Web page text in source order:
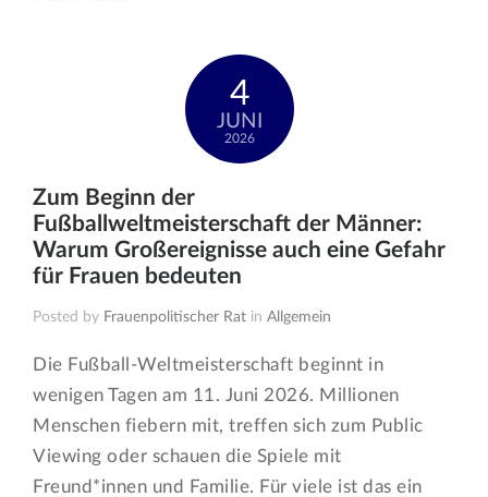
4
JUNI
2026
Zum Beginn der
Fußballweltmeisterschaft der Männer:
Warum Großereignisse auch eine Gefahr
für Frauen bedeuten
Posted by Frauenpolitischer Rat inAllgemein
Die Fußball-Weltmeisterschaft beginnt in
wenigen Tagen am 11. Juni 2026. Millionen
Menschen fiebern mit, treffen sich zum Public
Viewing oder schauen die Spiele mit
Freund*innen und Familie. Für viele ist das ein